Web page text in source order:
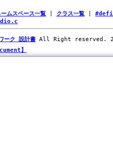
ームスペース一覧 クラス一覧
ーク 設計書 All Right reserved.
】